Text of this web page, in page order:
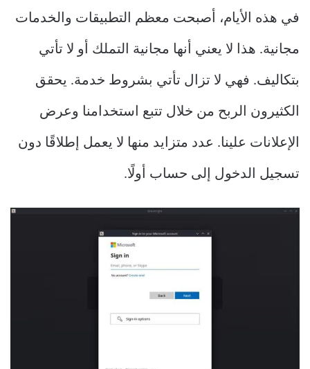
في هذه الأيام، أصبحت معظم التطبيقات والخدمات
مجانية. هذا لا يعني أنها مجانية التملك أو لا تأتي
بتكاليف. فهي لا تزال تأتي بشروط خدمة. يحقق
الكثيرون الربح من خلال تتبع استخدامنا وعرض
الإعلانات علينا. عدد متزايد منها لا يعمل إطلاقًا دون
تسجيل الدخول إلى حساب أولًا.